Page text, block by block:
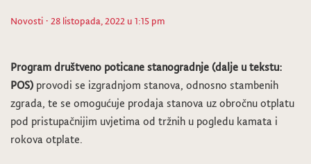
Novosti · 28 listopada, 2022 u 1:15 pm
Program društveno poticane stanogradnje (dalje u tekstu:
POS) provodi se izgradnjom stanova, odnosno stambenih
zgrada, te se omogućuje prodaja stanova uz obročnu otplatu
pod pristupačnijim uvjetima od tržnih u pogledu kamata i
rokova otplate.